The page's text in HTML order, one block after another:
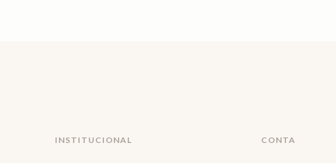
INSTITUCIONAL CONTA